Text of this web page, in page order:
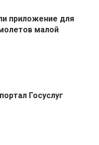
приложение для
малой
Госуслуг